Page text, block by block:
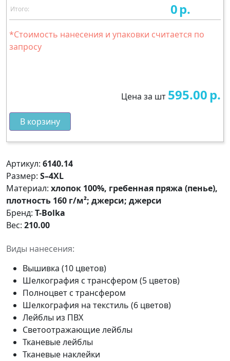
Итого: 0р.
*Стоимость нанесения и упаковки считается по
запросу
Цена за шт 595.00р.
В корзину
Артикул: 6140.14
Размер: S–4XL
Материал: хлопок 100%, гребенная пряжа (пенье),
плотность 160 г/м²; джерси; джерси
Бренд: T-Bolka
Вес: 210.00
Виды нанесения:
Вышивка (10 цветов)
Шелкография с трансфером (5 цветов)
Полноцвет с трансфером
Шелкография на текстиль (6 цветов)
Лейблы из ПВХ
Светоотражающие лейблы
Тканевые лейблы
Тканевые наклейки